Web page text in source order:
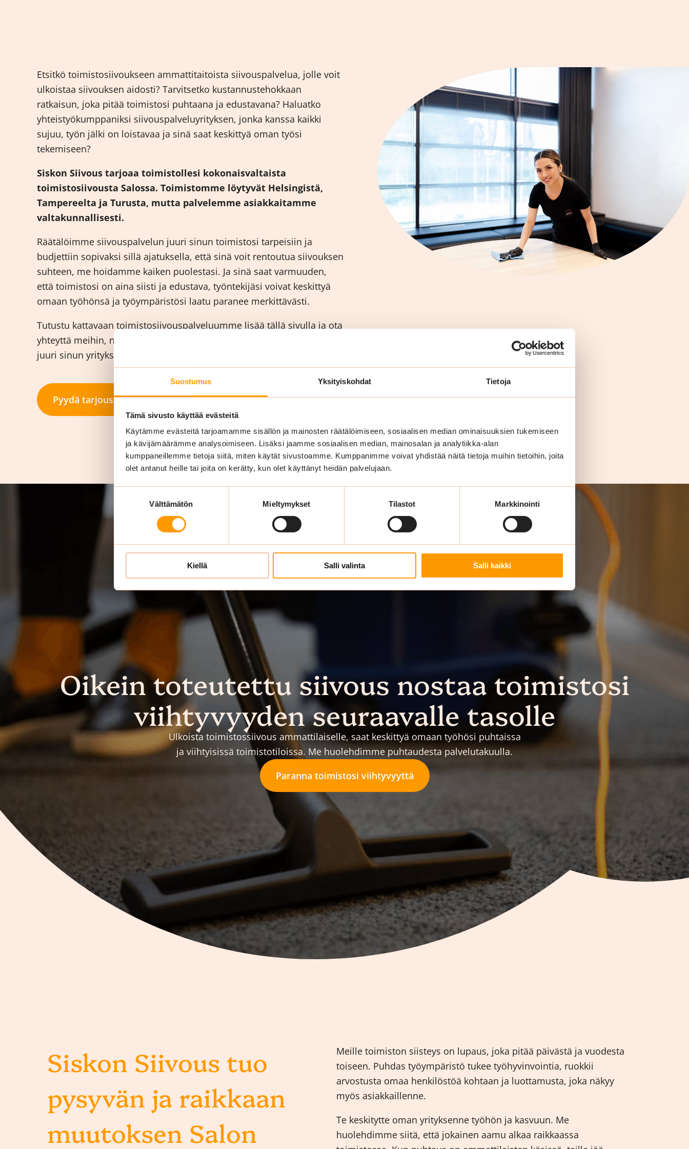
Suostumus Yksityiskohdat Tietoja
Tämä sivusto käyttää evästeitä
Käytämme evästeitä tarjoamamme sisällön ja mainosten räätälöimiseen, sosiaalisen median ominaisuuksien tukemiseen
ja kävijämäärämme analysoimiseen. Lisäksi jaamme sosiaalisen median, mainosalan ja analytiikka-alan
kumppaneillemme tietoja siitä, miten käytät sivustoamme. Kumppanimme voivat yhdistää näitä tietoja muihin tietoihin, joita
olet antanut heille tai joita on kerätty, kun olet käyttänyt heidän palvelujaan.
Välttämätön Mieltymykset Tilastot Markkinointi
Kiellä Salli valinta Salli kaikki
Etsitkö toimistosiivoukseen ammattitaitoista siivouspalvelua, jolle voit
ulkoistaa siivouksen aidosti? Tarvitsetko kustannustehokkaan
ratkaisun, joka pitää toimistosi puhtaana ja edustavana? Haluatko
yhteistyökumppaniksi siivouspalveluyrityksen, jonka kanssa kaikki
sujuu, työn jälki on loistavaa ja sinä saat keskittyä oman työsi
tekemiseen?
Siskon Siivous tarjoaa toimistollesi kokonaisvaltaista
toimistosiivousta Salossa. Toimistomme löytyvät Helsingistä,
Tampereelta ja Turusta, mutta palvelemme asiakkaitamme
valtakunnallisesti.
Räätälöimme siivouspalvelun juuri sinun toimistosi tarpeisiin ja
budjettiin sopivaksi sillä ajatuksella, että sinä voit rentoutua siivouksen
suhteen, me hoidamme kaiken puolestasi. Ja sinä saat varmuuden,
että toimistosi on aina siisti ja edustava, työntekijäsi voivat keskittyä
omaan työhönsä ja työympäristösi laatu paranee merkittävästi.
Tutustu kattavaan toimistosiivouspalveluumme lisää tällä sivulla ja ota
yhteyttä meihin, niin suunnitellaan paras mahdollinen siivouspalvelu
juuri sinun yrityksellesi!
Pyydä tarjous
Oikein toteutettu siivous nostaa toimistosi
viihtyvyyden seuraavalle tasolle
Ulkoista toimistossiivous ammattilaiselle, saat keskittyä omaan työhösi puhtaissa
ja viihtyisissä toimistotiloissa. Me huolehdimme puhtaudesta palvelutakuulla.
Paranna toimistosi viihtyvyyttä
Siskon Siivous tuo
pysyvän ja raikkaan
muutoksen Salon
Meille toimiston siisteys on lupaus, joka pitää päivästä ja vuodesta
toiseen. Puhdas työympäristö tukee työhyvinvointia, ruokkii
arvostusta omaa henkilöstöä kohtaan ja luottamusta, joka näkyy
myös asiakkaillenne.
Te keskitytte oman yrityksenne työhön ja kasvuun. Me
huolehdimme siitä, että jokainen aamu alkaa raikkaassa